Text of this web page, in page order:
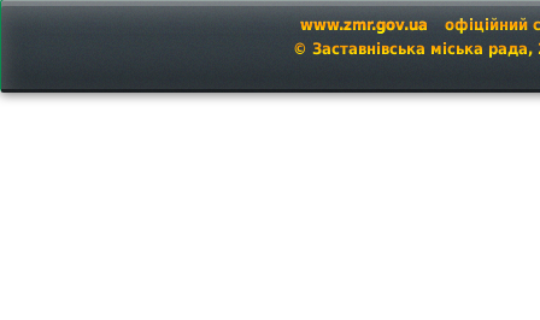
www.zmr.gov.ua
офіційний
© Заставнівська міська рада,